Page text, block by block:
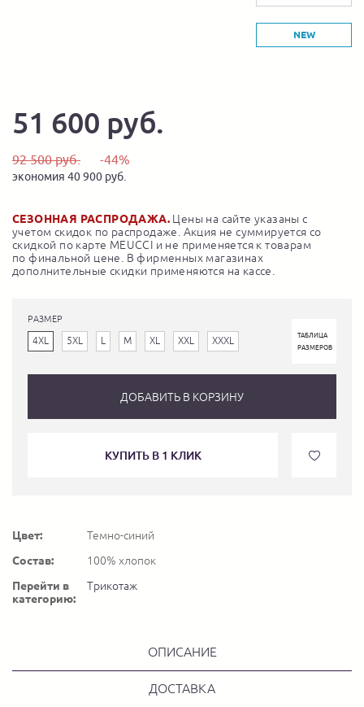
NEW
51 600 руб.
92 500 руб. -44%
экономия 40 900 руб.
СЕЗОННАЯ РАСПРОДАЖА. Цены на сайте указаны с
учетом скидок по распродаже. Акция не суммируется со
скидкой по карте MEUCCI и не применяется к товарам
по финальной цене. В фирменных магазинах
дополнительные скидки применяются на кассе.
РАЗМЕР
4XL 5XL L M XL XXL XXXL
ТАБЛИЦА
РАЗМЕРОВ
ДОБАВИТЬ В КОРЗИНУ
КУПИТЬ В 1 КЛИК
Цвет:
Темно-синий
Состав:
100% хлопок
Перейти в
категорию:
Трикотаж
ОПИСАНИЕ
ДОСТАВКА